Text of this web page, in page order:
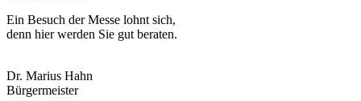
Ein Besuch der Messe lohnt sich,
denn hier werden Sie gut beraten.
Dr. Marius Hahn
Bürgermeister